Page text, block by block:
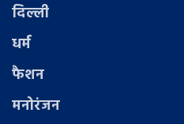
दिल्ली
धर्म
फैशन
मनोरंजन